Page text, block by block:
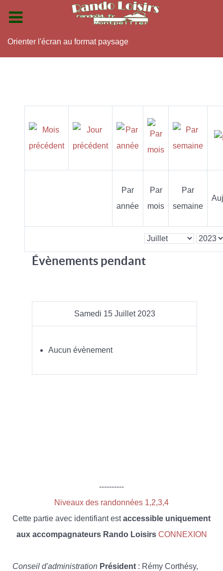
Orienter l'écran au format paysage
Par
année
Par
mois
Par
semaine
Évènements pendant
Samedi 15 Juillet 2023
Aucun évènement
----------
Niveaux des randonnées 1,2,3,4
Cette partie avec identifiant estaccessible uniquement
aux accompagnateurs Rando Loisirs CONNEXION
Conseil d'administration Président : Rémy Corthésy,